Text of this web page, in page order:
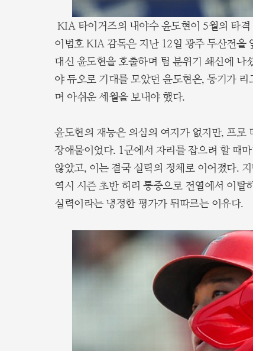
KIA 타이거즈의 내야수 윤도현이 5월의 타
이범호 KIA 감독은 지난 12일 광주 두산전을
대신 윤도현을 호출하며 팀 분위기 쇄신에 나
야 듀오로 기대를 모았던 윤도현은, 동기가
며 아쉬운 세월을 보내야 했다.
윤도현의 재능은 의심의 여지가 없지만, 프로
장애물이었다. 1군에서 자리를 잡으려 할 때
않았고, 이는 결국 실력의 정체로 이어졌다.
역시 시즌 초반 허리 통증으로 전열에서 이
실력이라는 냉정한 평가가 뒤따르는 이유다.